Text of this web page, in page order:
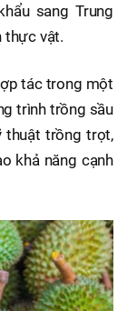
sang Trung
thực vật.
tác trong một
trình trồng sầu
thuật trồng trọt,
khả năng cạnh